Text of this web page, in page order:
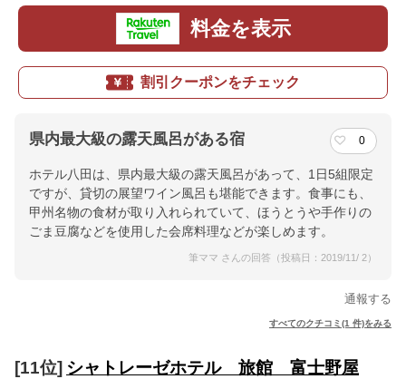
料金を表示
割引クーポンをチェック
県内最大級の露天風呂がある宿 0
ホテル八田は、県内最大級の露天風呂があって、1日5組限定
ですが、貸切の展望ワイン風呂も堪能できます。食事にも、
甲州名物の食材が取り入れられていて、ほうとうや手作りの
ごま豆腐などを使用した会席料理などが楽しめます。
筆ママ さんの回答（投稿日：2019/11/ 2）
通報する
すべてのクチコミ(1 件)をみる
[11位] シャトレーゼホテル 旅館 富士野屋